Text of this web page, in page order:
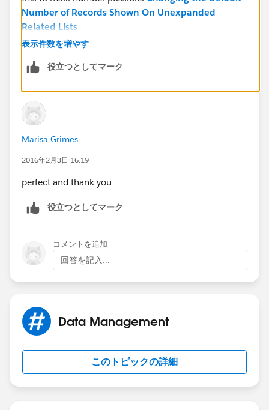
Number of Records Shown On Unexpanded
Related Lists
表示件数を増やす
役立つとしてマーク
Marisa Grimes
2016年2月3日 16:19
perfect and thank you
役立つとしてマーク
コメントを追加
回答を記入...
Data Management
このトピックの詳細